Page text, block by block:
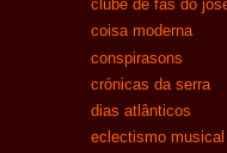
clube de fãs do
coisa moderna
conspirasons
crónicas da serra
dias atlânticos
eclectismo musical